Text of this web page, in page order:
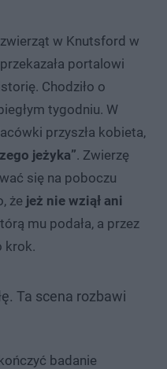
w Knutsford w
portalowi
Chodziło o
tygodniu. W
przyszła kobieta,
jeżyka”. Zwierzę
się na poboczu
że jeż nie wziął ani
mu podała, a przez
krok.
Ta scena rozbawi
badanie